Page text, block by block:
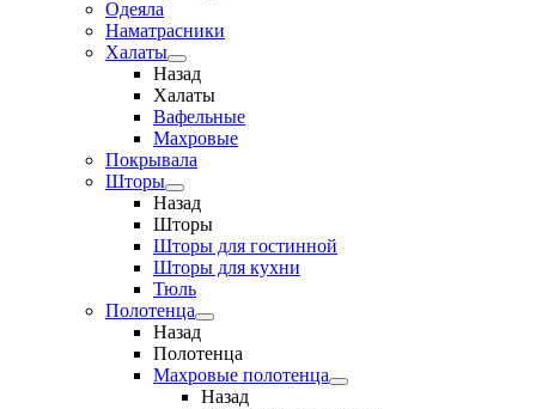
Одеяла
Наматрасники
Халаты
Назад
Халаты
Вафельные
Махровые
Покрывала
Шторы
Назад
Шторы
Шторы для гостинной
Шторы для кухни
Тюль
Полотенца
Назад
Полотенца
Махровые полотенца
Назад